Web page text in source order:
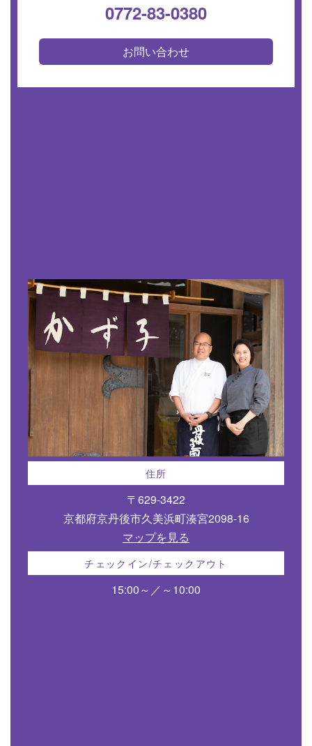
0772-83-0380
お問い合わせ
住所
〒629-3422
京都府京丹後市久美浜町湊宮2098-16
マップを見る
チェックイン/チェックアウト
15:00～／～10:00